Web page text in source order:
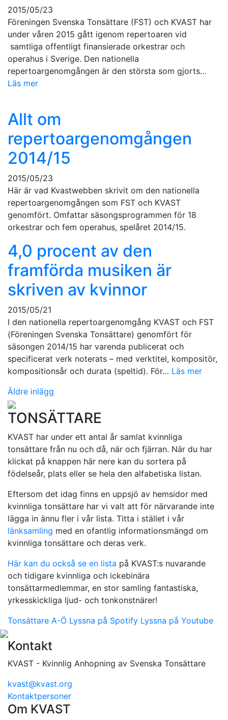
2015/05/23
Föreningen Svenska Tonsättare (FST) och KVAST har
under våren 2015 gått igenom repertoaren vid
samtliga offentligt finansierade orkestrar och
operahus i Sverige. Den nationella
repertoargenomgången är den största som gjorts…
Läs mer
Allt om
repertoargenomgången
2014/15
2015/05/23
Här är vad Kvastwebben skrivit om den nationella
repertoargenomgången som FST och KVAST
genomfört. Omfattar säsongsprogrammen för 18
orkestrar och fem operahus, spelåret 2014/15.
4,0 procent av den
framförda musiken är
skriven av kvinnor
2015/05/21
I den nationella repertoargenomgång KVAST och FST
(Föreningen Svenska Tonsättare) genomfört för
säsongen 2014/15 har varenda publicerat och
specificerat verk noterats – med verktitel, kompositör,
kompositionsår och durata (speltid). För… Läs mer
Inläggsnavigering
Äldre inlägg
TONSÄTTARE
KVAST har under ett antal år samlat kvinnliga
tonsättare från nu och då, när och fjärran. När du har
klickat på knappen här nere kan du sortera på
födelseår, plats eller se hela den alfabetiska listan.
Eftersom det idag finns en uppsjö av hemsidor med
kvinnliga tonsättare har vi valt att för närvarande inte
lägga in ännu fler i vår lista. Titta i stället i vår
länksamling med en ofantlig informationsmängd om
kvinnliga tonsättare och deras verk.
Här kan du också se en lista på KVAST:s nuvarande
och tidigare kvinnliga och ickebinära
tonsättarmedlemmar, en stor samling fantastiska,
yrkesskickliga ljud- och tonkonstnärer!
Tonsättare A-Ö Lyssna på Spotify Lyssna på Youtube
Kontakt
KVAST - Kvinnlig Anhopning av Svenska Tonsättare
kvast@kvast.org
Kontaktpersoner
Om KVAST